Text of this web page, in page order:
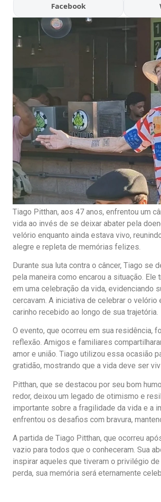
Facebook
Tiago Pitthan, aos 47 anos, enfrentou um
vida ao invés de se deixar abater pela
velório enquanto ainda estava vivo,
alegre e repleta de memórias felizes.
Durante sua luta contra o câncer, Tiago se
pela maneira como encarou a situação.
em uma celebração da vida, evidenciando
cercavam. A iniciativa de celebrar o
carinho recebido ao longo de sua trajetória.
O evento, que ocorreu em sua residência,
reflexão. Amigos e familiares
amor e união. Tiago utilizou essa ocasião
gratidão, mostrando que a vida deve ser
Pitthan, que se destacou por seu bom
redor, deixou um legado de otimismo e
importante sobre a fragilidade da vida e a
enfrentou os desafios com bravura,
A partida de Tiago Pitthan, que ocorreu
vazio para todos que o conheceram. Sua
inspirar aqueles que tiveram o privilégio
perda, sua memória será eternamente